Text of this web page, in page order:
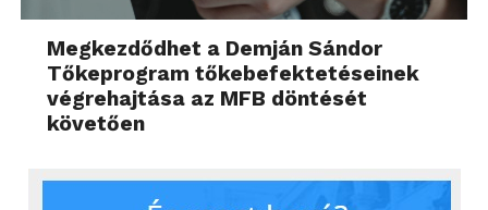
Megkezdődhet a Demján Sándor
Tőkeprogram tőkebefektetéseinek
végrehajtása az MFB döntését
követően